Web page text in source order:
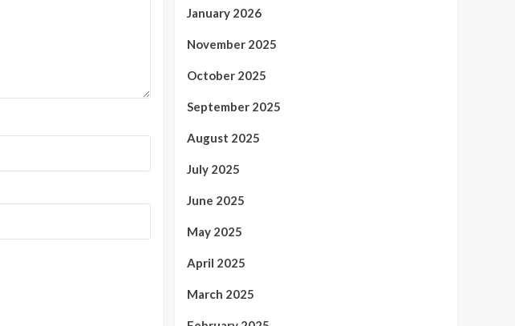
January 2026
November 2025
October 2025
September 2025
August 2025
July 2025
June 2025
May 2025
April 2025
March 2025